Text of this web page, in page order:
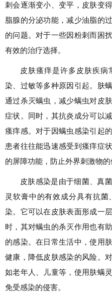
刺会逐渐变小、变平，皮肤变
脂腺的分泌功能，减少油脂的
的问题。对于一些因粉刺而困
有效的治疗选择。
皮肤瘙痒是许多皮肤疾病
染、过敏等多种原因引起。肤
通过杀灭螨虫，减少螨虫对皮
症状。同时，其抗炎成分可以
瘙痒感。对于因螨虫感染引起
患者往往能迅速感受到瘙痒症
的屏障功能，防止外界刺激物
皮肤感染是由于细菌、真
灵软膏中的有效成分具有抗
染。它可以在皮肤表面形成一
时，其对螨虫的杀灭作用也有
的感染。在日常生活中，使用
健康，降低皮肤感染的风险。
如老年人、儿童等，使用肤螨
免受感染的侵害。